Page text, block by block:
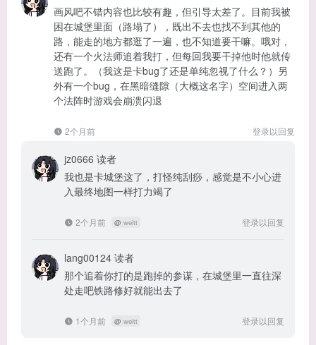
画风吧不错内容也比较有趣，但引导太差了。目前我被
困在城堡里面（路塌了），既出不去也找不到其他的
路，能走的地方都逛了一遍，也不知道要干嘛。哦对，
还有一个火法师追着我打，但每回我要干掉他时他就传
送跑了。（我这是卡bug了还是单纯忽视了什么？）另
外有一个bug，在黑暗缝隙（大概这名字）空间进入两
个法阵时游戏会崩溃闪退
2个月前 登录以回复
jz0666 读者
我也是卡城堡这了，打怪纯刮痧，感觉是不小心进
入最终地图一样打力竭了
2个月前 @ weitt 登录以回复
lang00124 读者
那个追着你打的是跑掉的参谋，在城堡里一直往深
处走吧铁路修好就能出去了
1个月前 @ weitt 登录以回复